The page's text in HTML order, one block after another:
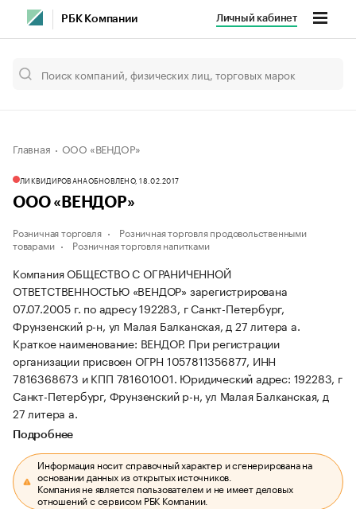
РБК Компании Личный кабинет
Главная ООО «ВЕНДОР»
ЛИКВИДИРОВАНАОБНОВЛЕНО, 18.02.2017
ООО «ВЕНДОР»
Розничная торговля
Розничная торговля продовольственными
товарами
Розничная торговля напитками
Компания ОБЩЕСТВО С ОГРАНИЧЕННОЙ
ОТВЕТСТВЕННОСТЬЮ «ВЕНДОР» зарегистрирована
07.07.2005 г. по адресу 192283, г Санкт-Петербург,
Фрунзенский р-н, ул Малая Балканская, д 27 литера а.
Краткое наименование: ВЕНДОР. При регистрации
организации присвоен ОГРН 1057811356877, ИНН
7816368673 и КПП 781601001. Юридический адрес: 192283, г
Санкт-Петербург, Фрунзенский р-н, ул Малая Балканская, д
27 литера а.
Подробнее
Информация носит справочный характер и сгенерирована на
основании данных из открытых источников.
Компания не является пользователем и не имеет деловых
отношений с сервисом РБК Компании.